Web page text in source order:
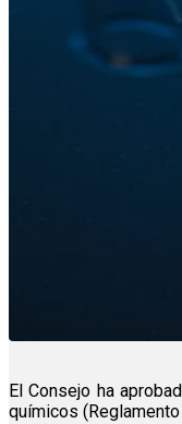
El Consejo ha
químicos